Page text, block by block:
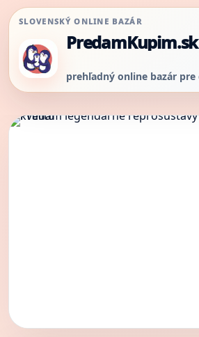
SLOVENSKÝ ONLINE BAZÁR
PredamKupim.sk